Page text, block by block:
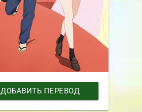
ДОБАВИТЬ ПЕРЕВОД